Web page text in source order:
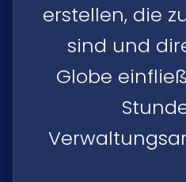
erstellen, die
sind und
Globe